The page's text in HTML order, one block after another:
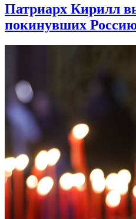
Патриарх Кирилл
покинувших